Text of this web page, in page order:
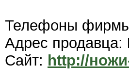
Телефоны
Адрес продавца:
Сайт: http://